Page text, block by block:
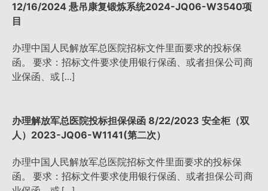
12/16/2024 悬吊康复锻炼系统2024-JQ06-W3540项
目
办理中国人民解放军总医院招标文件里面要求的投标保
函。 要求：招标文件要求使用银行保函、或者担保公司商
业保函、或 […]
办理解放军总医院投标担保保函 8/22/2023 安全柜（双
人）2023-JQ06-W1141(第二次）
办理中国人民解放军总医院招标文件里面要求的投标保
函。 要求：招标文件要求使用银行保函、或者担保公司商